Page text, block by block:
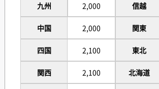
九州
中国
四国
関西
2,000
2,000
2,100
2,100
信越
関東
東北
北海道